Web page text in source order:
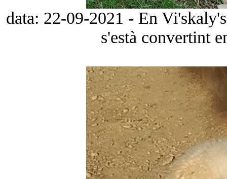
data: 22-09-2021 - En
s'està convertint